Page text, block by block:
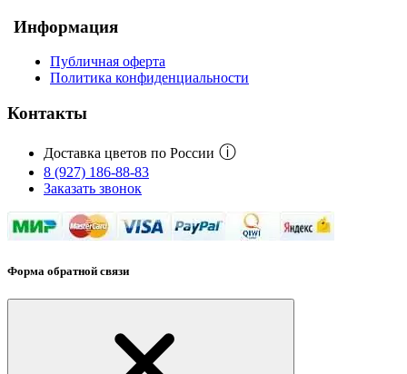
Информация
Публичная оферта
Политика конфиденциальности
Контакты
Доставка цветов по России ⓘ
8 (927) 186-88-83
Заказать звонок
Форма обратной связи